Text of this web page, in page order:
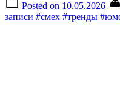
Posted on 10.05.2026
записи #смех #тренды